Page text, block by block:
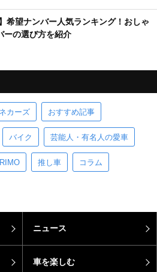
希望ナンバー人気ランキング！おしゃ
ーの選び方を紹介
カーズ おすすめ記事
バイク 芸能人・有名人の愛車
推し車 コラム
ニュース
車を楽しむ